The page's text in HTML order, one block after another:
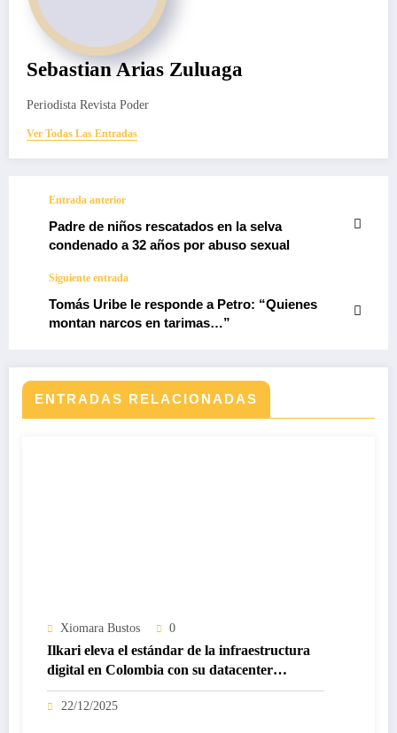
Sebastian Arias Zuluaga
Periodista Revista Poder
Ver Todas Las Entradas
Entrada anterior
Padre de niños rescatados en la selva
condenado a 32 años por abuso sexual
Siguiente entrada
Tomás Uribe le responde a Petro: “Quienes
montan narcos en tarimas…”
ENTRADAS RELACIONADAS
Xiomara Bustos 0
Ilkari eleva el estándar de la infraestructura
digital en Colombia con su datacenter
certificado Nivel IV de ICREA
22/12/2025